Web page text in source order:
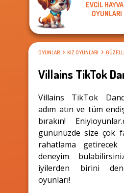
EVCIL
OYUNLARI
OYUNLAR KIZ OYUNLARI
Villains TikTok
Villains TikTok
adım atın ve tüm
bırakın!
gününüzde size çok
rahatlama
deneyim
iyilerden birini
oyunları!